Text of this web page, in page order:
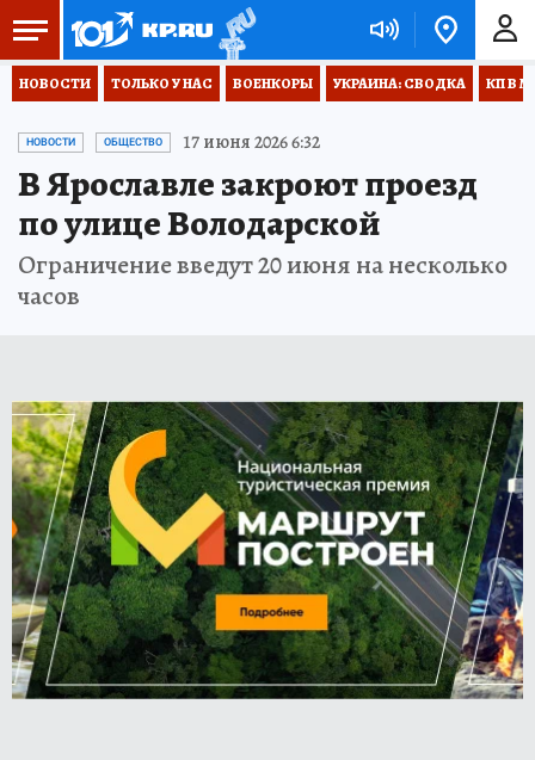
НОВОСТИ ТОЛЬКО У НАС ВОЕНКОРЫ УКРАИНА: СВОДКА КП В
НОВОСТИ ОБЩЕСТВО 17 июня 2026 6:32
В Ярославле закроют проезд
по улице Володарской
Ограничение введут 20 июня на несколько
часов